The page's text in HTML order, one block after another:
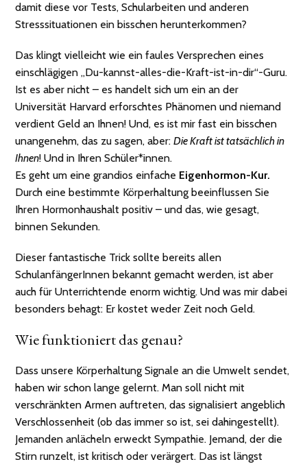
damit diese vor Tests, Schularbeiten und anderen
Stresssituationen ein bisschen herunterkommen?
Das klingt vielleicht wie ein faules Versprechen eines
einschlägigen „Du-kannst-alles-die-Kraft-ist-in-dir“-Guru.
Ist es aber nicht – es handelt sich um ein an der
Universität Harvard erforschtes Phänomen und niemand
verdient Geld an Ihnen! Und, es ist mir fast ein bisschen
unangenehm, das zu sagen, aber:Die Kraft ist tatsächlich in
Ihnen! Und in Ihren Schüler*innen.
Es geht um eine grandios einfache Eigenhormon-Kur.
Durch eine bestimmte Körperhaltung beeinflussen Sie
Ihren Hormonhaushalt positiv – und das, wie gesagt,
binnen Sekunden.
Dieser fantastische Trick sollte bereits allen
SchulanfängerInnen bekannt gemacht werden, ist aber
auch für Unterrichtende enorm wichtig. Und was mir dabei
besonders behagt: Er kostet weder Zeit noch Geld.
Wie funktioniert das genau?
Dass unsere Körperhaltung Signale an die Umwelt sendet,
haben wir schon lange gelernt. Man soll nicht mit
verschränkten Armen auftreten, das signalisiert angeblich
Verschlossenheit (ob das immer so ist, sei dahingestellt).
Jemanden anlächeln erweckt Sympathie. Jemand, der die
Stirn runzelt, ist kritisch oder verärgert. Das ist längst